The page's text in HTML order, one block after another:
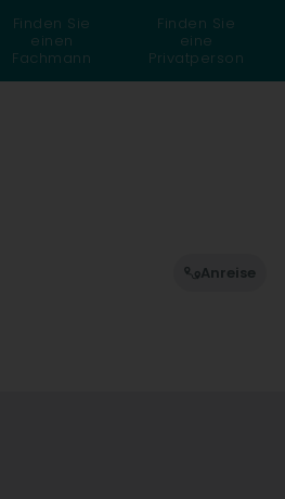
Finden Sie
einen
Fachmann
Finden Sie
eine
Privatperson
Anreise